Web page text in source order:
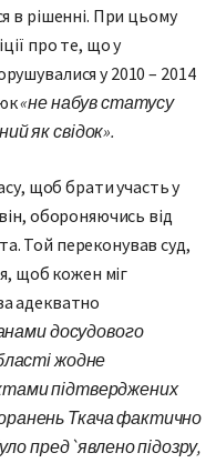
в рішенні. При цьому
про те, що у
у 2010 – 2014
«не набув статусу
як свідок».
щоб брати участь у
обороняючись від
Той переконував суд,
щоб кожен міг
адекватно
досудового
жодне
підтверджених
Ткача фактично
пред`явлено підозру,